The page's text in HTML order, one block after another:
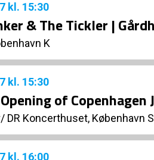
kl. 15:30
& The Tickler |
K
kl. 15:30
of Copenhagen
DR Koncerthuset, København S
kl. 16:00